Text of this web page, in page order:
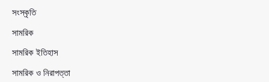
সংস্কৃতি
সামরিক
সামরিক ইতিহাস
সামরিক ও নিরাপত্তা